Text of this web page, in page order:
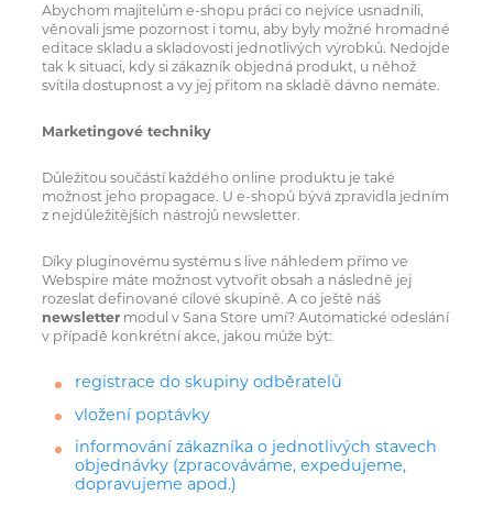
Abychom majitelům e-shopu práci co nejvíce usnadnili,
věnovali jsme pozornost i tomu, aby byly možné hromadné
editace skladu a skladovosti jednotlivých výrobků. Nedojde
tak k situaci, kdy si zákazník objedná produkt, u něhož
svítila dostupnost a vy jej přitom na skladě dávno nemáte.
Marketingové techniky
Důležitou součástí každého online produktu je také
možnost jeho propagace. U e-shopů bývá zpravidla jedním
z nejdůležitějších nástrojů newsletter.
Díky pluginovému systému s live náhledem přímo ve
Webspire máte možnost vytvořit obsah a následně jej
rozeslat definované cílové skupině. A co ještě náš
newslettermodul v Sana Store umí? Automatické odeslání
v případě konkrétní akce, jakou může být:
registrace do skupiny odběratelů
vložení poptávky
informování zákazníka o jednotlivých stavech
objednávky (zpracováváme, expedujeme,
dopravujeme apod.)